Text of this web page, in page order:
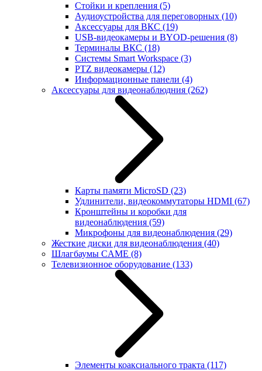
Стойки и крепления (5)
Аудиоустройства для переговорных (10)
Аксессуары для ВКС (19)
USB-видеокамеры и BYOD-решения (8)
Терминалы ВКС (18)
Системы Smart Workspace (3)
PTZ видеокамеры (12)
Информационные панели (4)
Аксессуары для видеонаблюдния (262)
Карты памяти MicroSD (23)
Удлинители, видеокоммутаторы HDMI (67)
Кронштейны и коробки для
видеонаблюдения (59)
Микрофоны для видеонаблюдения (29)
Жесткие диски для видеонаблюдения (40)
Шлагбаумы CAME (8)
Телевизионное оборудование (133)
Элементы коаксиального тракта (117)